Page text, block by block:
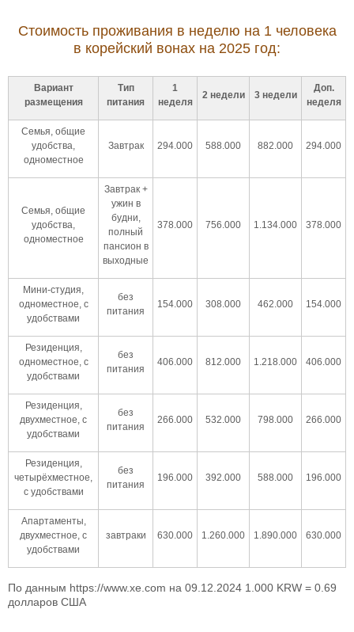
Стоимость проживания в неделю на 1 человека
в корейский вонах на 2025 год:
Вариант
размещения
Тип
питания
1
неделя
2 недели 3 недели
Доп.
неделя
Семья, общие
удобства,
одноместное
Завтрак 294.000 588.000 882.000 294.000
Семья, общие
удобства,
одноместное
Завтрак +
ужин в
будни,
полный
пансион в
выходные
378.000 756.000 1.134.000 378.000
Мини-студия,
одноместное, с
удобствами
без
питания
154.000 308.000 462.000 154.000
Резиденция,
одноместное, с
удобствами
без
питания
406.000 812.000 1.218.000 406.000
Резиденция,
двухместное, с
удобствами
без
питания
266.000 532.000 798.000 266.000
Резиденция,
четырёхместное,
с удобствами
без
питания
196.000 392.000 588.000 196.000
Апартаменты,
двухместное, с
удобствами
завтраки 630.000 1.260.000 1.890.000 630.000
По данным https://www.xe.com на 09.12.2024 1.000 KRW = 0.69
долларов США